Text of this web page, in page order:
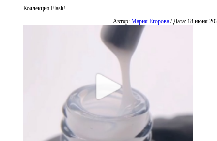
Коллекция Flash!
Автор: Мария Егорова / Дата: 18 июня